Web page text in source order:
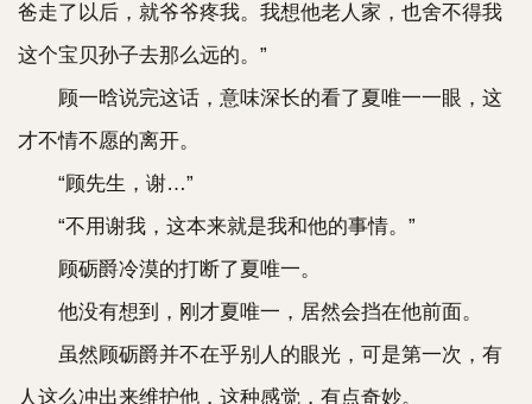
爸走了以后，就爷爷疼我。我想他老人家，也舍不得我
这个宝贝孙子去那么远的。”
顾一晗说完这话，意味深长的看了夏唯一一眼，这
才不情不愿的离开。
“顾先生，谢…”
“不用谢我，这本来就是我和他的事情。”
顾砺爵冷漠的打断了夏唯一。
他没有想到，刚才夏唯一，居然会挡在他前面。
虽然顾砺爵并不在乎别人的眼光，可是第一次，有
人这么冲出来维护他，这种感觉，有点奇妙。